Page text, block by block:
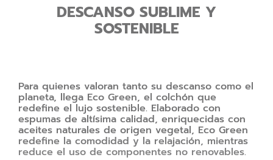
DESCANSO SUBLIME Y
SOSTENIBLE
Para quienes valoran tanto su descanso como el
planeta, llega Eco Green, el colchón que
redefine el lujo sostenible. Elaborado con
espumas de altísima calidad, enriquecidas con
aceites naturales de origen vegetal, Eco Green
redefine la comodidad y la relajación, mientras
reduce el uso de componentes no renovables.